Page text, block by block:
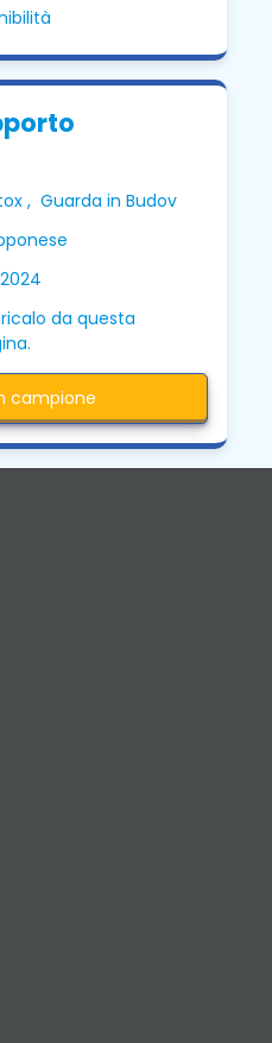
, Guarda in Budov
da questa
campione